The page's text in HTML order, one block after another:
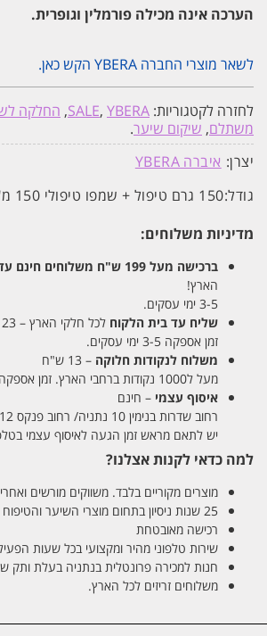
הערכה אינה מכילה פורמלין וגופרית.
לשאר מוצרי החברה YBERA הקש כאן.
לחזרה לקטגוריות: SALE, YBERA
, החלקה
משתלם, שיקום שיער.
יצרן: איברה YBERA
גודל:150 גרם טיפול + שמפו טיפולי 150 מ"ל
מדיניות משלוחים:
ברכישה מעל 199 ש"ח משלוחים חינם
הארץ!
3-5 ימי עסקים.
שליח עד בית הלקוח לכל חלקי הארץ – 23 ש"ח
זמן אספקה 3-5 ימי עסקים.
משלוח לנקודות חלוקה – 13 ש"ח
מעל ל1000 נקודות ברחבי הארץ. זמן אספקה 5-8 ימי עסקים.
איסוף עצמי – חינם
רחוב שדרות בנימין 10 נתניה/ רחוב פנקס 12 נתניה – לבחירתכם
יש לתאם מראש זמן הגעה לאיסוף עצמי בטלפון 09-
למה כדאי לקנות אצלנו?
מוצרים מקוריים בלבד. משווקים מורשים
25 שנות ניסיון בתחום מוצרי השיער והטיפוח
רכישה מאובטחת
שירות טלפוני מהיר ומקצועי בכל שעות
חנות למכירה פרונטלית בנתניה בעלת ותק של 23
משלוחים זריזים לכל הארץ.